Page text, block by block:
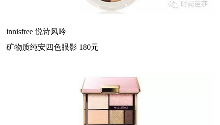
innisfree 悦诗风吟
矿物质纯安四色眼影 180元